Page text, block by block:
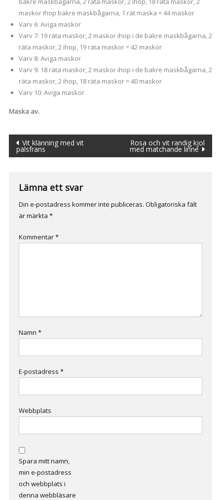
maskor ihop bakre maskbågarna, 1 rät maska = 44 maskor
Varv 6: Aviga maskor
Varv 7: 19 räta maskor, 2 maskor ihop i de bakre maskbågarna, 2
räta maskor, 2 ihop, 19 räta maskor = 42 maskor
Varv 8: Aviga maskor
Varv 9: 18 räta maskor, 2 maskor ihop i de bakre maskbågarna, 2
räta maskor, 2 ihop, 18 räta maskor = 40 maskor
Varv 10: Aviga maskor
Maska av.
Inläggsnavigering
Vit klänning med vit
pälsfrans
Rosa och vit randig kjol
med matchande linne
Lämna ett svar
Din e-postadress kommer inte publiceras. Obligatoriska fält
är märkta *
Kommentar*
Namn *
E-postadress *
Webbplats
Spara mitt namn,
min e-postadress
och webbplats i
denna webbläsare